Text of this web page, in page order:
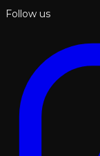
Follow us